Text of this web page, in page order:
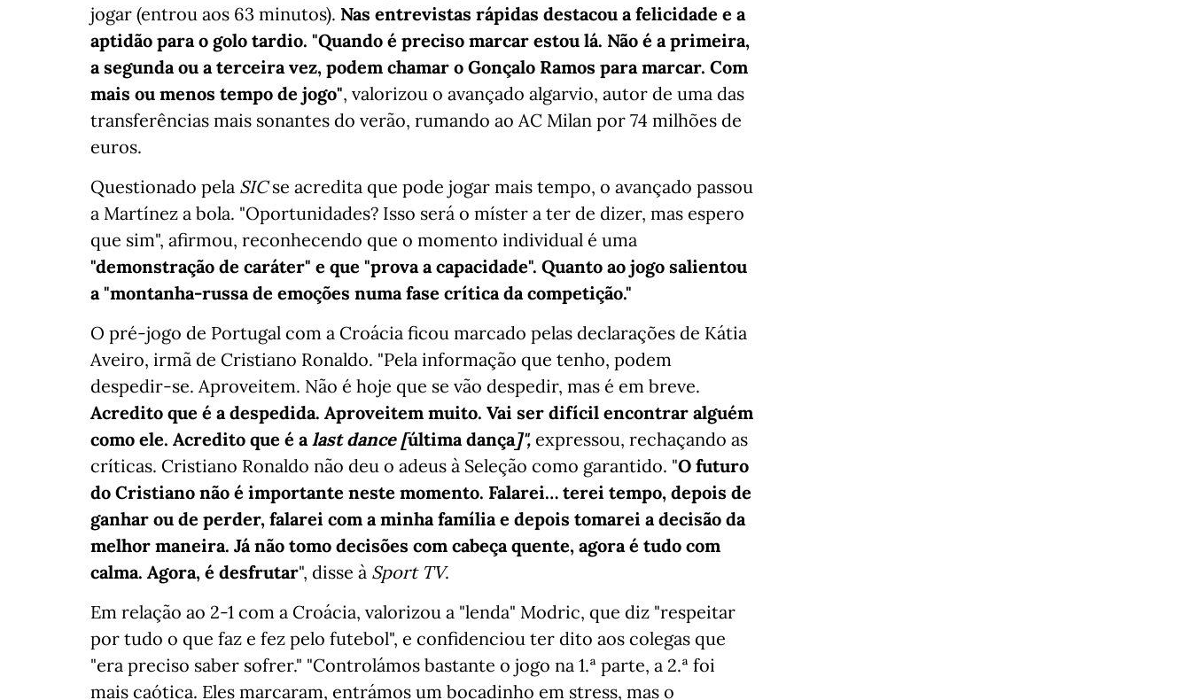
jogar (entrou aos 63 minutos). Nas entrevistas rápidas destacou a felicidade e a
aptidão para o golo tardio. "Quando é preciso marcar estou lá. Não é a primeira,
a segunda ou a terceira vez, podem chamar o Gonçalo Ramos para marcar. Com
mais ou menos tempo de jogo", valorizou o avançado algarvio, autor de uma das
transferências mais sonantes do verão, rumando ao AC Milan por 74 milhões de
euros.
Questionado pela SICse acredita que pode jogar mais tempo, o avançado passou
a Martínez a bola. "Oportunidades? Isso será o míster a ter de dizer, mas espero
que sim", afirmou, reconhecendo que o momento individual é uma
"demonstração de caráter" e que "prova a capacidade". Quanto ao jogo salientou
a "montanha-russa de emoções numa fase crítica da competição."
O pré-jogo de Portugal com a Croácia ficou marcado pelas declarações de Kátia
Aveiro, irmã de Cristiano Ronaldo. "Pela informação que tenho, podem
despedir-se. Aproveitem. Não é hoje que se vão despedir, mas é em breve.
Acredito que é a despedida. Aproveitem muito. Vai ser difícil encontrar alguém
como ele. Acredito que é alast dance [última dança]", expressou, rechaçando as
críticas. Cristiano Ronaldo não deu o adeus à Seleção como garantido. "O futuro
do Cristiano não é importante neste momento. Falarei… terei tempo, depois de
ganhar ou de perder, falarei com a minha família e depois tomarei a decisão da
melhor maneira. Já não tomo decisões com cabeça quente, agora é tudo com
calma. Agora, é desfrutar", disse à Sport TV.
Em relação ao 2-1 com a Croácia, valorizou a "lenda" Modric, que diz "respeitar
por tudo o que faz e fez pelo futebol", e confidenciou ter dito aos colegas que
"era preciso saber sofrer." "Controlámos bastante o jogo na 1.ª parte, a 2.ª foi
mais caótica. Eles marcaram, entrámos um bocadinho em stress, mas o